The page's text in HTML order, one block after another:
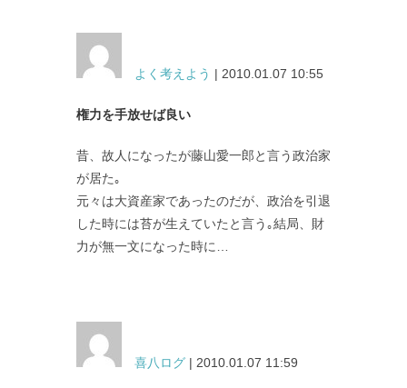
よく考えよう | 2010.01.07 10:55
権力を手放せば良い
昔、故人になったが藤山愛一郎と言う政治家
が居た｡
元々は大資産家であったのだが、政治を引退
した時には苔が生えていたと言う｡結局、財
力が無一文になった時に…
喜八ログ | 2010.01.07 11:59